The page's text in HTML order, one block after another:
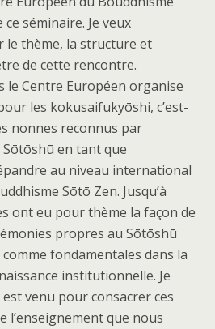
séminaire. Je veux
le thème, la structure et
de cette rencontre.
le Centre Européen organise
les kokusaifukyōshi, c’est-
nonnes reconnus par
en tant que
au niveau international
Sōtō Zen. Jusqu’à
ont eu pour thème la façon de
propres au Sōtōshū
fondamentales dans la
institutionnelle. Je
venu pour consacrer ces
l’enseignement que nous